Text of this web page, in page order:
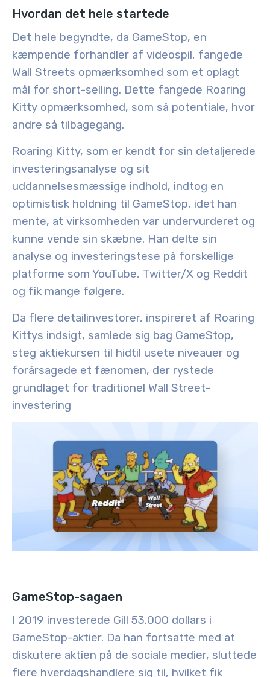
Hvordan det hele startede
Det hele begyndte, da GameStop, en
kæmpende forhandler af videospil, fangede
Wall Streets opmærksomhed som et oplagt
mål for short-selling. Dette fangede Roaring
Kitty opmærksomhed, som så potentiale, hvor
andre så tilbagegang.
Roaring Kitty, som er kendt for sin detaljerede
investeringsanalyse og sit
uddannelsesmæssige indhold, indtog en
optimistisk holdning til GameStop, idet han
mente, at virksomheden var undervurderet og
kunne vende sin skæbne. Han delte sin
analyse og investeringstese på forskellige
platforme som YouTube, Twitter/X og Reddit
og fik mange følgere.
Da flere detailinvestorer, inspireret af Roaring
Kittys indsigt, samlede sig bag GameStop,
steg aktiekursen til hidtil usete niveauer og
forårsagede et fænomen, der rystede
grundlaget for traditionel Wall Street-
investering
GameStop-sagaen
I 2019 investerede Gill 53.000 dollars i
GameStop-aktier. Da han fortsatte med at
diskutere aktien på de sociale medier, sluttede
flere hverdagshandlere sig til, hvilket fik